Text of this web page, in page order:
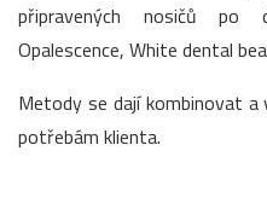
připravených nosičů po
Opalescence, White dental
Metody se dají kombinovat a
potřebám klienta.